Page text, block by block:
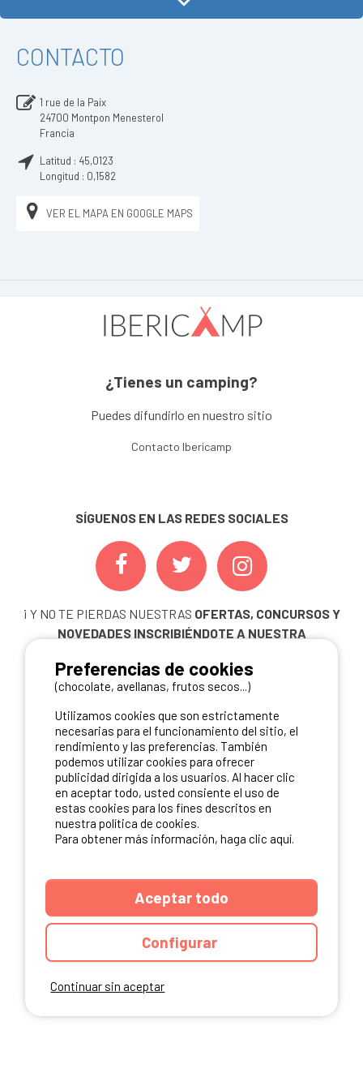
CONTACTO
1 rue de la Paix
24700 Montpon Menesterol
Francia
Latitud : 45,0123
Longitud : 0,1582
VER EL MAPA EN GOOGLE MAPS
¿Tienes un camping?
Puedes difundirlo en nuestro sitio
Contacto Ibericamp
SÍGUENOS EN LAS REDES SOCIALES
¡ Y NO TE PIERDAS NUESTRAS OFERTAS, CONCURSOS Y
NOVEDADES INSCRIBIÉNDOTE A NUESTRA
ME INSCRIBO
NUESTROS PARTNERS
Continuar sin aceptar
Preferencias de cookies
(chocolate, avellanas, frutos secos...)
Utilizamos cookies que son estrictamente
necesarias para el funcionamiento del sitio, el
rendimiento y las preferencias. También
podemos utilizar cookies para ofrecer
publicidad dirigida a los usuarios. Al hacer clic
en aceptar todo, usted consiente el uso de
estas cookies para los fines descritos en
nuestra política de cookies.
Para obtener más información, haga clic aquí.
Aceptar todo
Configurar